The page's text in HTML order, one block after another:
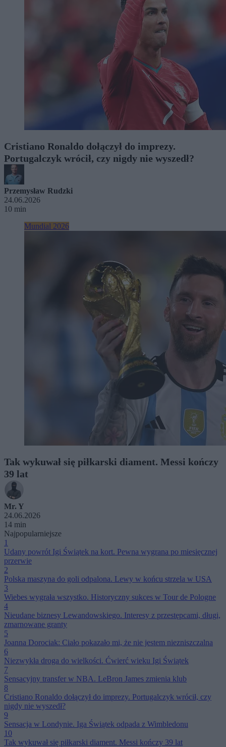
Cristiano Ronaldo dołączył do imprezy.
Portugalczyk wrócił, czy nigdy nie wyszedł?
Przemysław Rudzki
24.06.2026
10 min
Mundial 2026
Tak wykuwał się piłkarski diament. Messi kończy
39 lat
Mr. Y
24.06.2026
14 min
Najpopularniejsze
1
Udany powrót Igi Świątek na kort. Pewna wygrana po miesięcznej
przerwie
2
Polska maszyna do goli odpalona. Lewy w końcu strzela w USA
3
Wiebes wygrała wszystko. Historyczny sukces w Tour de Pologne
4
Nieudane biznesy Lewandowskiego. Interesy z przestępcami, długi,
zmarnowane granty
5
Joanna Dorociak: Ciało pokazało mi, że nie jestem niezniszczalna
6
Niezwykła droga do wielkości. Ćwierć wieku Igi Świątek
7
Sensacyjny transfer w NBA. LeBron James zmienia klub
8
Cristiano Ronaldo dołączył do imprezy. Portugalczyk wrócił, czy
nigdy nie wyszedł?
9
Sensacja w Londynie. Iga Świątek odpada z Wimbledonu
10
Tak wykuwał się piłkarski diament. Messi kończy 39 lat